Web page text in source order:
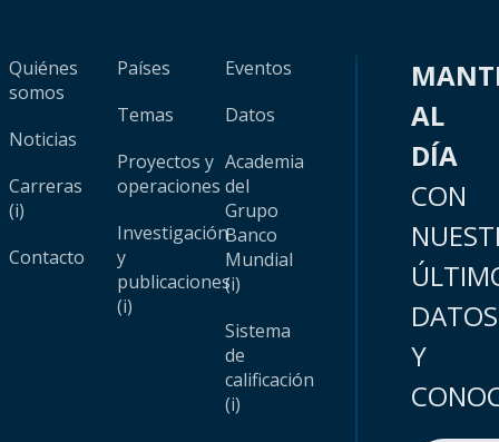
Quiénes
somos
Noticias
Carreras
(i)
Contacto
Países
Temas
Proyectos y
operaciones
Investigación
y
publicaciones
(i)
Eventos
Datos
Academia
del
Grupo
Banco
Mundial
(i)
Sistema
de
calificación
(i)
AL
DÍA
CON
DATOS
Y